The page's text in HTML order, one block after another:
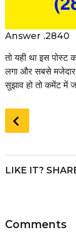
Answer .2840
तो यही था इस पोस्ट
लगा और सबसे
सुझाव हो तो कमेंट में
o
P
n
LIKE IT?
Comments